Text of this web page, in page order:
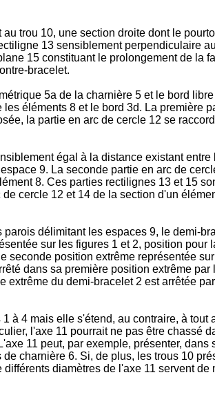
trou 10, une section droite dont le
13 sensiblement perpendiculaire
15 constituant le prolongement de la
bracelet.
5a de la charnière 5 et le bord
éléments 8 et le bord 3d. La première
la partie en arc de cercle 12 se
égal à la distance existant
9. La seconde partie en arc de
8. Ces parties rectilignes 13 et 15
cercle 12 et 14 de la section d'un
délimitant les espaces 9, le demi-
sur les figures 1 et 2, position pour
seconde position extrême représentée
dans sa première position extrême par
du demi-bracelet 2 est arrêtée
à 4 mais elle s'étend, au contraire, à tout
l'axe 11 pourrait ne pas être chassé
11 peut, par exemple, présenter, dans
charnière 6. Si, de plus, les trous 10
diamètres de l'axe 11 servent de